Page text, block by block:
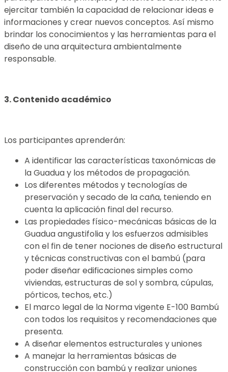
ejercitar también la capacidad de relacionar ideas e
informaciones y crear nuevos conceptos. Así mismo
brindar los conocimientos y las herramientas para el
diseño de una arquitectura ambientalmente
responsable.
3. Contenido académico
Los participantes aprenderán:
A identificar las características taxonómicas de
la Guadua y los métodos de propagación.
Los diferentes métodos y tecnologías de
preservación y secado de la caña, teniendo en
cuenta la aplicación final del recurso.
Las propiedades físico-mecánicas básicas de la
Guadua angustifolia y los esfuerzos admisibles
con el fin de tener nociones de diseño estructural
y técnicas constructivas con el bambú (para
poder diseñar edificaciones simples como
viviendas, estructuras de sol y sombra, cúpulas,
pórticos, techos, etc.)
El marco legal de la Norma vigente E-100 Bambú
con todos los requisitos y recomendaciones que
presenta.
A diseñar elementos estructurales y uniones
A manejar la herramientas básicas de
construcción con bambú y realizar uniones